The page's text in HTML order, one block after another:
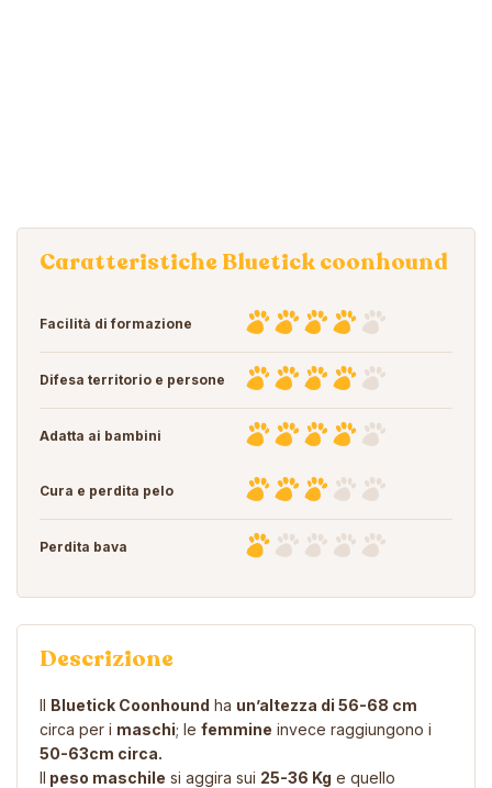
Caratteristiche Bluetick coonhound
Facilità di formazione
Difesa territorio e persone
Adatta ai bambini
Cura e perdita pelo
Perdita bava
Descrizione
Il Bluetick Coonhound ha un’altezza di 56-68 cm
circa per i maschi; le femmine invece raggiungono i
50-63cm circa.
Il peso maschile si aggira sui 25-36 Kg e quello